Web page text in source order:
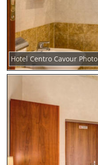
Hotel Centro Cavour Photo